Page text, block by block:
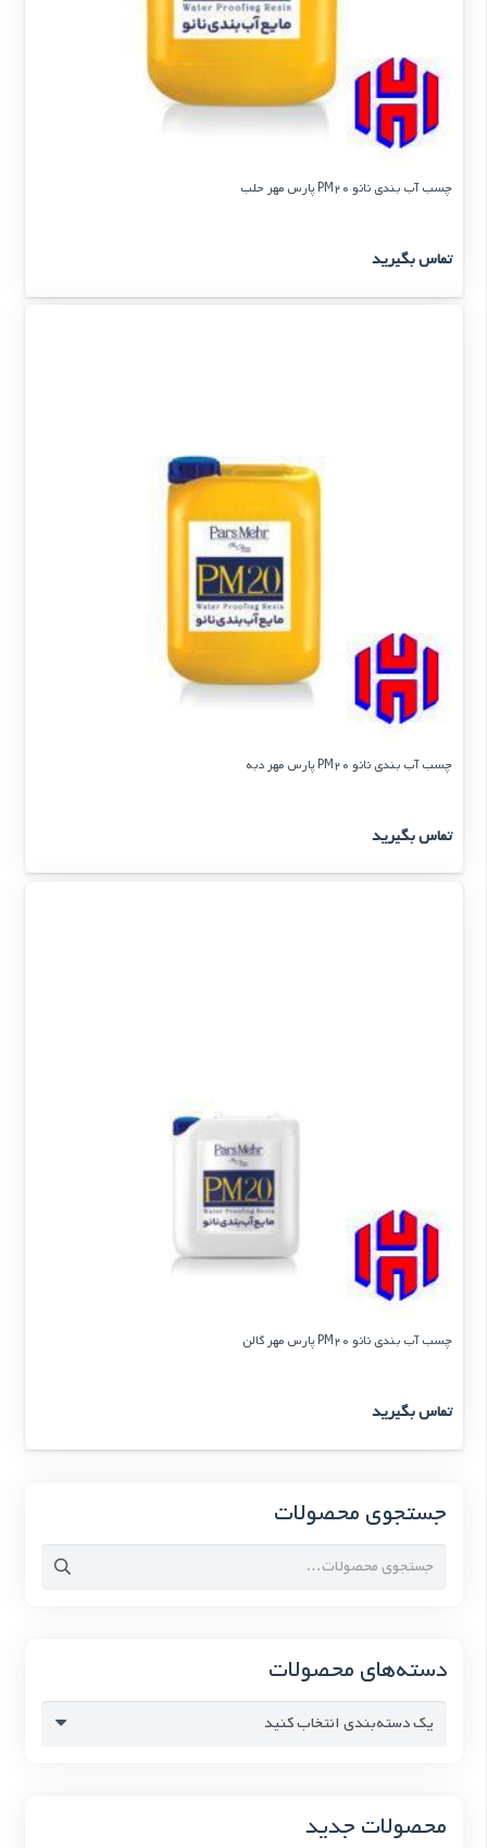
جستجوی محصولات
جستجو
دسته‌های محصولات
یک دسته‌بندی انتخاب کنید
محصولات جدید
چسب آب بندی نانو PM20 پارس مهر حلب
تماس بگیرید
چسب آب بندی نانو PM20 پارس مهر دبه
تماس بگیرید
چسب آب بندی نانو PM20 پارس مهر گالن
تماس بگیرید